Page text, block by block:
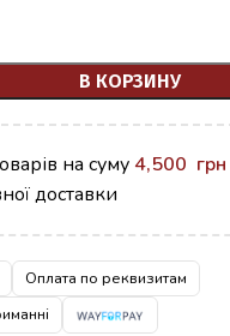
В КОРЗИНУ
на суму 4,500 грн
доставки
Оплата по реквизитам